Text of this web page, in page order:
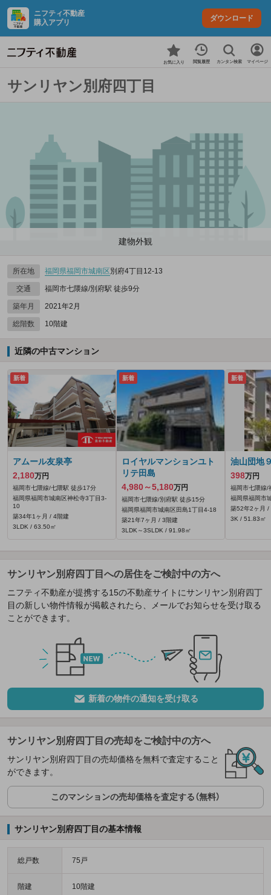
ニフティ不動産
購入アプリ
ダウンロード
お気に入り 閲覧履歴 カンタン検索 マイページ
サンリヤン別府四丁目
建物外観
所在地 福岡県福岡市城南区別府4丁目12-13
交通 福岡市七隈線/別府駅 徒歩9分
築年月 2021年2月
総階数 10階建
近隣の中古マンション
新着
アムール友泉亭
2,180万円
福岡市七隈線/七隈駅 徒歩17分
福岡県福岡市城南区神松寺3丁目3-
10
築34年1ヶ月 / 4階建
3LDK / 63.50㎡
新着
ロイヤルマンションユト
リテ田島
4,980～5,180万円
福岡市七隈線/別府駅 徒歩15分
福岡県福岡市城南区田島1丁目4-18
築21年7ヶ月 / 3階建
3LDK～3SLDK / 91.98㎡
新着
油山団地
398万円
福岡市七隈線/
福岡県福岡市
築52年2ヶ月 /
3K / 51.83㎡
サンリヤン別府四丁目への居住をご検討中の方へ
ニフティ不動産が提携する15の不動産サイトにサンリヤン別府四丁
目の新しい物件情報が掲載されたら、メールでお知らせを受け取る
ことができます。
新着の物件の通知を受け取る
サンリヤン別府四丁目の売却をご検討中の方へ
サンリヤン別府四丁目の売却価格を無料で査定すること
ができます。
このマンションの売却価格を査定する（無料）
サンリヤン別府四丁目の基本情報
総戸数 75戸
階建 10階建